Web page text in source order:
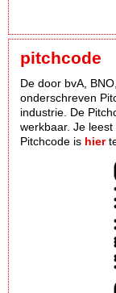
pitchcode
De door bvA,
onderschreven
industrie. De
werkbaar. Je
Pitchcode is hier